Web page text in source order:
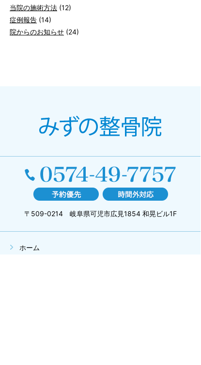
当院の施術方法 (12)
症例報告 (14)
院からのお知らせ (24)
〒509-0214 岐阜県可児市広見1854 和晃ビル1F
ホーム